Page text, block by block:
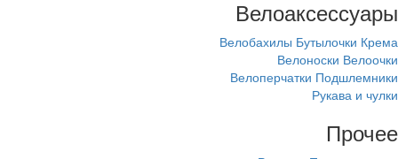
Велоаксессуары
Велобахилы Бутылочки Крема
Велоноски Велоочки
Велоперчатки Подшлемники
Рукава и чулки
Прочее